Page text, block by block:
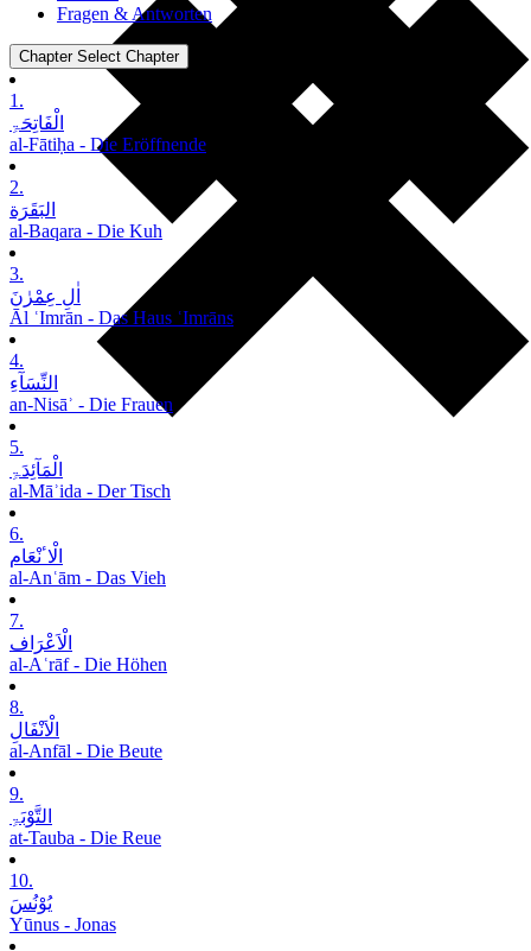
Fragen & Antworten
Chapter Select Chapter
1.
الْفَاتِحَۃِ
al-Fātiḥa - Die Eröffnende
2.
البَقَرَة
al-Baqara - Die Kuh
3.
اٰلِ عِمْرٰنَ
Āl ʿImrān - Das Haus ʿImrāns
4.
النِّسَآءِ
an-Nisāʾ - Die Frauen
5.
الْمَآئِدَۃِ
al-Māʾida - Der Tisch
6.
الْاٴنْعَام
al-Anʿām - Das Vieh
7.
الْاَعْرَاف
al-Aʿrāf - Die Höhen
8.
الْاَنْفَالِ
al-Anfāl - Die Beute
9.
التَّوْبَۃِ
at-Tauba - Die Reue
10.
یُوْنُسَ
Yūnus - Jonas